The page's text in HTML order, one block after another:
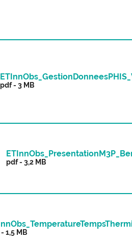
pdf - 3 MB
pdf - 3,2 MB
1,5 MB